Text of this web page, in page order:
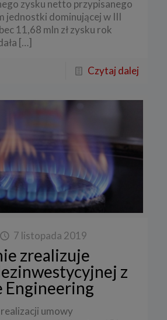
zysku netto przypisanego
jednostki dominującej w III
11,68 mln zł zysku rok
[…]
Czytaj dalej
7 listopada 2019
zrealizuje
z
Engineering
umowy